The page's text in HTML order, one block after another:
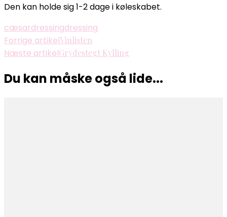
Den kan holde sig 1-2 dage i køleskabet.
cæsardressingdressing
Indlægsnavigation
Forrige artikelVinlisten
Næste artikelGrydestegt Kylling
Du kan måske også lide...